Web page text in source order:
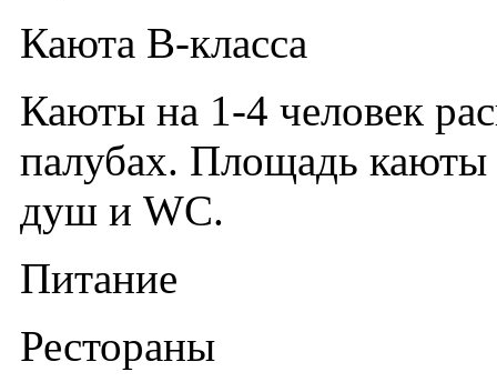
Каюта B-класса
Каюты на 1-4 человек
палубах. Площадь каюты
душ и WC.
Питание
Рестораны